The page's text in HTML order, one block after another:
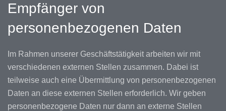
Empfänger von
personenbezogenen Daten
Im Rahmen unserer Geschäftstätigkeit arbeiten wir mit
verschiedenen externen Stellen zusammen. Dabei ist
teilweise auch eine Übermittlung von personenbezogenen
Daten an diese externen Stellen erforderlich. Wir geben
personenbezogene Daten nur dann an externe Stellen